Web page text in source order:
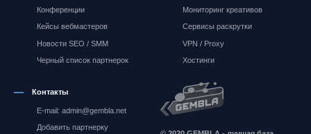
Конференции
Кейсы вебмастеров
Новости SEO / SMM
Черный список партнерок
Мониторинг креативов
Сервисы раскрутки
VPN / Proxy
Хостинги
Контакты
E-mail: admin@gembla.net
Добавить партнерку Gembla.net